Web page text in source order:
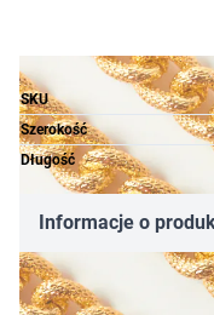
SKU
Szerokość
Długość
Informacje o
21,66 zł